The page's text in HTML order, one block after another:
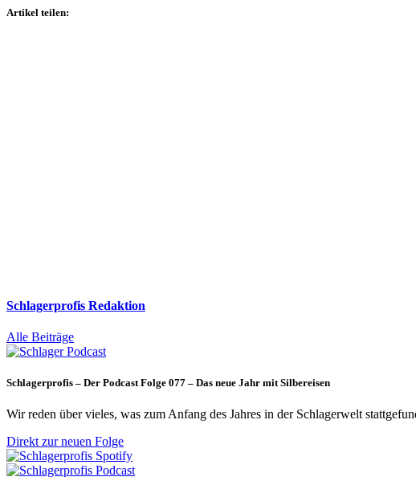
Artikel teilen:
Schlagerprofis Redaktion
Alle Beiträge
Schlagerprofis – Der Podcast Folge 077 – Das neue Jahr mit Silbereisen
Wir reden über vieles, was zum Anfang des Jahres in der Schlagerwelt
Direkt zur neuen Folge